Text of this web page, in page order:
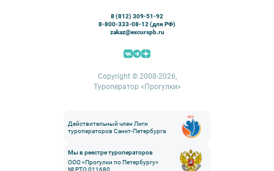
Ораниенбаум
Пушкин (Царское село)
8 (812) 309-51-92
8-800-333-08-12 (для РФ)
zakaz@excurspb.ru
Copyright © 2008-2026,
Туроператор «Прогулки»
Действительный член Лиги
туроператоров Санкт-Петербурга
Мы в реестре туроператоров
ООО «Прогулки по Петербургу»
№ РТО 011680